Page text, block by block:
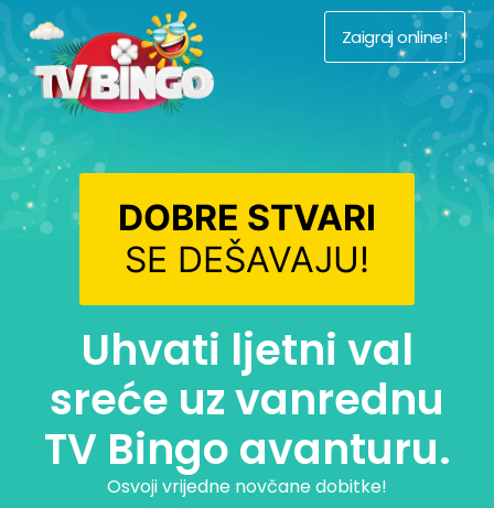
Zaigraj online!
DOBRE STVARI
SE DEŠAVAJU!
Uhvati ljetni val
sreće uz vanrednu
TV Bingo avanturu.
Osvoji vrijedne novčane dobitke!